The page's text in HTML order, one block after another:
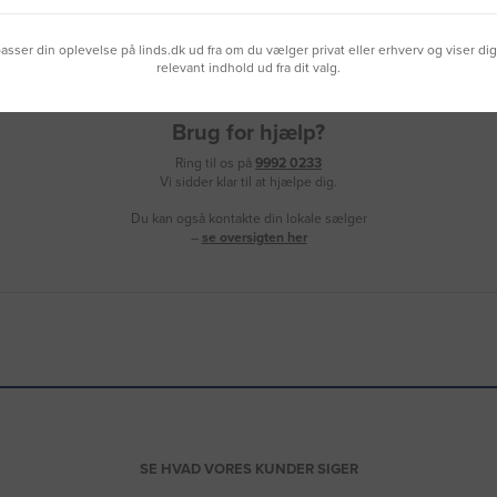
Brug for hjælp?
Ring til os på 9992 0233
Vi sidder klar til at hjælpe dig.
Du kan også kontakte din lokale sælger
– se oversigten her
SE HVAD VORES KUNDER SIGER
din oplevelse på linds.dk ud fra om du vælger privat eller erhverv og viser
relevant indhold ud fra dit valg.